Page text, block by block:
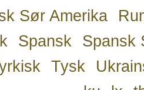
Sør Amerika
Spansk
Spansk
Tysk